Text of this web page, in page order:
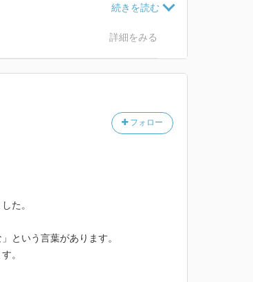
も、出なきゃならない大会でもな
の眩しさに、引き寄せられずには
キングコング、チュートリアル、
を語ってくれるのは大変貴重だ。
索が非常に面白かった。ダウンタ
、M-1を勝ち上がるためにはここ
ント漫才」とは一線を画す亜流た
」を受け入れ続けてきたからであ
イルを生み出した笑い飯がいる。
本書の面白さの一つだろう。
優勝芸人ほど、笑い飯が全国区のT
りました。
、取材も綿密にされていて、読み
詳細をみる
フォロー
た。
という言葉があります。
。